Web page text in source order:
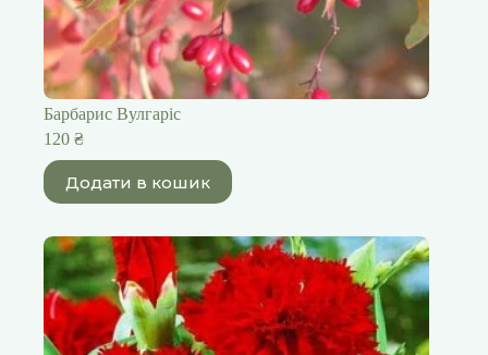
Барбарис Вулгаріс
120 ₴
Додати в кошик